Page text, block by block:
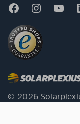
© 2026